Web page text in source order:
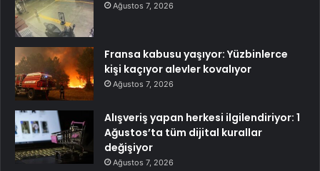
Ağustos 7, 2026
Fransa kabusu yaşıyor: Yüzbinlerce
kişi kaçıyor alevler kovalıyor
Ağustos 7, 2026
Alışveriş yapan herkesi ilgilendiriyor: 1
Ağustos’ta tüm dijital kurallar
değişiyor
Ağustos 7, 2026